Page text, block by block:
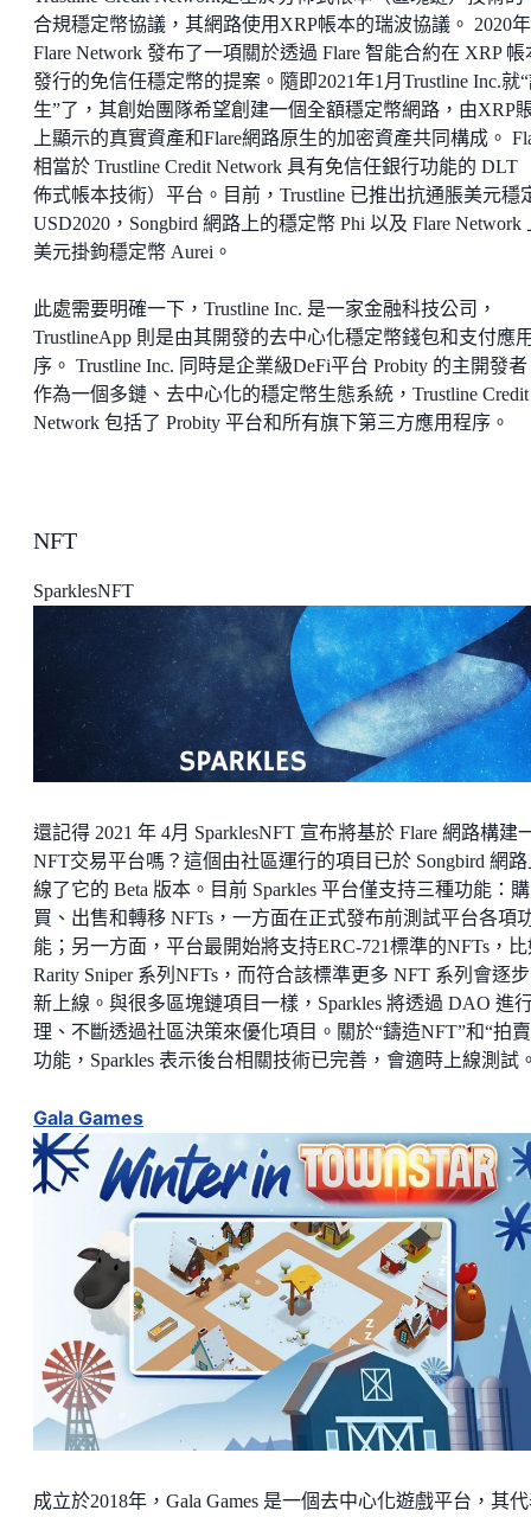
合規穩定幣協議，其網路使用XRP帳本的瑞波協議。 2020
Flare Network 發布了一項關於透過 Flare 智能合約在 XRP 帳
發行的免信任穩定幣的提案。隨即2021年1月Trustline Inc.就
生”了，其創始團隊希望創建一個全額穩定幣網路，由XRP
上顯示的真實資產和Flare網路原生的加密資產共同構成。
相當於 Trustline Credit Network 具有免信任銀行功能的 DLT
佈式帳本技術）平台。目前，Trustline 已推出抗通脹美元穩
USD2020，Songbird 網路上的穩定幣 Phi 以及 Flare Network
美元掛鉤穩定幣 Aurei。
此處需要明確一下，Trustline Inc. 是一家金融科技公司，
TrustlineApp 則是由其開發的去中心化穩定幣錢包和支付應
序。 Trustline Inc. 同時是企業級DeFi平台 Probity 的主開發
作為一個多鏈、去中心化的穩定幣生態系統，Trustline Credit
Network 包括了 Probity 平台和所有旗下第三方應用程序。
NFT
SparklesNFT
還記得 2021 年 4月 SparklesNFT 宣布將基於 Flare 網路構建
NFT交易平台嗎？這個由社區運行的項目已於 Songbird 網
線了它的 Beta 版本。目前 Sparkles 平台僅支持三種功能：購
買、出售和轉移 NFTs，一方面在正式發布前測試平台各項
能；另一方面，平台最開始將支持ERC-721標準的NFTs，
Rarity Sniper 系列NFTs，而符合該標準更多 NFT 系列會逐
新上線。與很多區塊鏈項目一樣，Sparkles 將透過 DAO 進
理、不斷透過社區決策來優化項目。關於“鑄造NFT”和“拍
功能，Sparkles 表示後台相關技術已完善，會適時上線測試
Gala Games
成立於2018年，Gala Games 是一個去中心化遊戲平台，其